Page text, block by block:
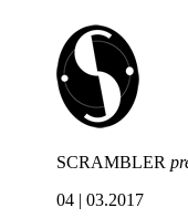
SCRAMBLER
04 | 03.2017